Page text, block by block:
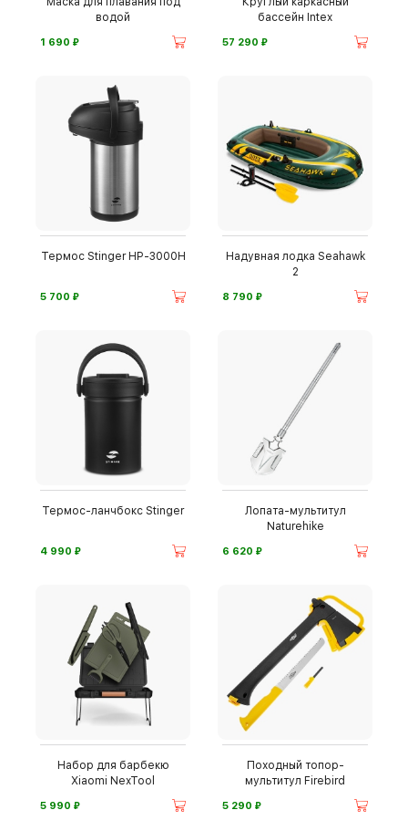
водой
1 690 ⃏
бассейн Intex
57 290 ⃏
Термос Stinger HP-3000H
5 700 ⃏
Надувная лодка Seahawk
2
8 790 ⃏
Термос-ланчбокс Stinger
4 990 ⃏
Лопата-мультитул
Naturehike
6 620 ⃏
Набор для барбекю
Xiaomi NexTool
5 990 ⃏
Походный топор-
мультитул Firebird
5 290 ⃏